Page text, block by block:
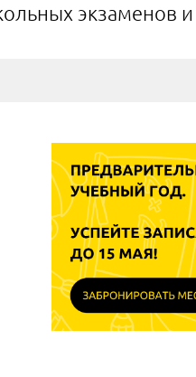
экзаменов